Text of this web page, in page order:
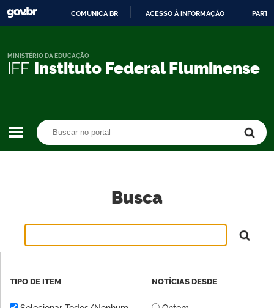
CONTEÚDO
COMUNICA BR ACESSO À INFORMAÇÃO
IFF Instituto Federal Fluminense
MINISTÉRIO DA EDUCAÇÃO
Busca
TIPO DE ITEM NOTÍCIAS DESDE